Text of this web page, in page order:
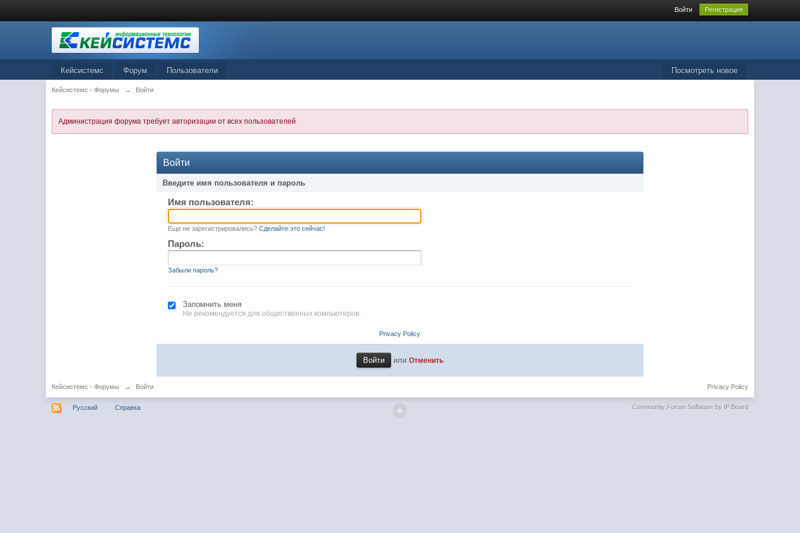
Войти Регистрация
Посмотреть новое
Кейсистемс Форум Пользователи
Кейсистемс - Форумы → Войти
Администрация форума требует авторизации от всех пользователей
Войти
Введите имя пользователя и пароль
Имя пользователя:
Еще не зарегистрировались? Сделайте это сейчас!
Пароль:
Забыли пароль?
Запомнить меня
Не рекомендуется для общественных компьютеров.
Privacy Policy
или Отменить
Кейсистемс - Форумы → Войти Privacy Policy
Русский Справка Community Forum Software by IP.Board